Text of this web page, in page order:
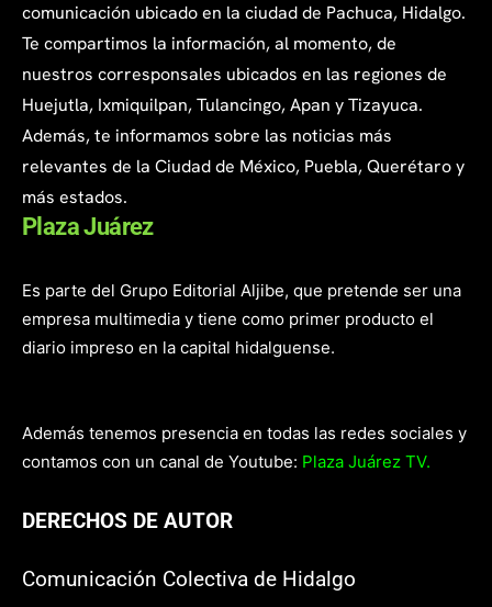
comunicación ubicado en la ciudad de Pachuca, Hidalgo.
Te compartimos la información, al momento, de
nuestros corresponsales ubicados en las regiones de
Huejutla, Ixmiquilpan, Tulancingo, Apan y Tizayuca.
Además, te informamos sobre las noticias más
relevantes de la Ciudad de México, Puebla, Querétaro y
más estados.
Plaza Juárez
Es parte del Grupo Editorial Aljibe, que pretende ser una
empresa multimedia y tiene como primer producto el
diario impreso en la capital hidalguense.
Además tenemos presencia en todas las redes sociales y
contamos con un canal de Youtube: Plaza Juárez TV.
DERECHOS DE AUTOR
Comunicación Colectiva de Hidalgo